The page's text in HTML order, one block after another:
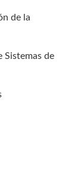
de la
Sistemas de